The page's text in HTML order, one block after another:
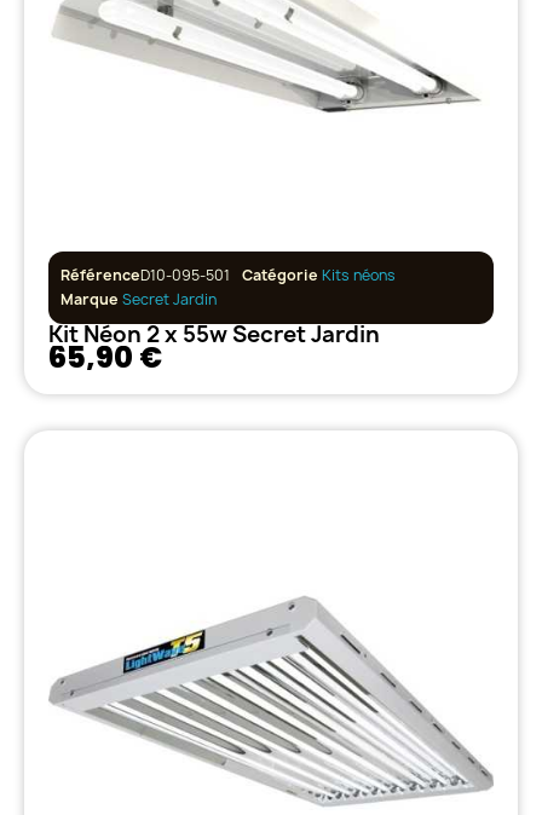
RéférenceD10-095-501 Catégorie Kits néons
Marque Secret Jardin
Kit Néon 2 x 55w Secret Jardin
65,90 €